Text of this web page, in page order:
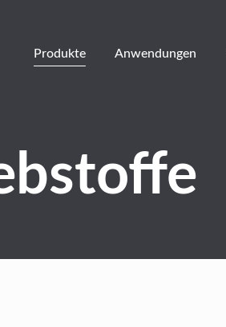
Produkte Anwendungen